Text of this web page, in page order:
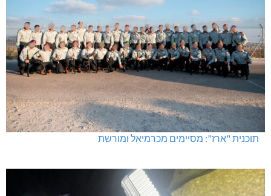
תוכנית "ארז": מסיימים מכרמיאל ומורשת